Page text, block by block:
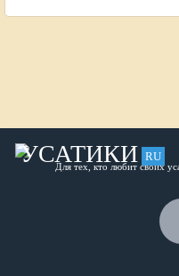
УСАТИКИ RU
Для тех, кто любит своих